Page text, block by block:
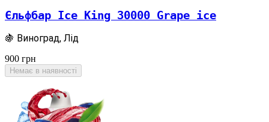
Єльфбар Ice King 30000 Grape ice
🍇 Виноград, Лід
900 грн
Немає в наявності